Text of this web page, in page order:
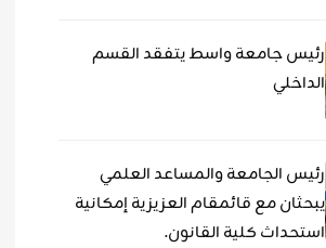
رئيس جامعة واسط يتفقد القسم
الداخلي
رئيس الجامعة والمساعد العلمي
يبحثان مع قائمقام العزيزية إمكانية
استحداث كلية القانون.